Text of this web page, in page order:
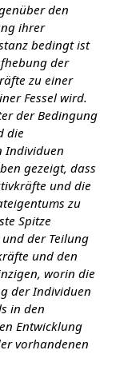
den
ihrer
bedingt ist
der
zu einer
Fessel wird.
der Bedingung
die
Individuen
gezeigt, dass
und die
zu
Spitze
der Teilung
und den
worin die
der Individuen
in den
Entwicklung
vorhandenen